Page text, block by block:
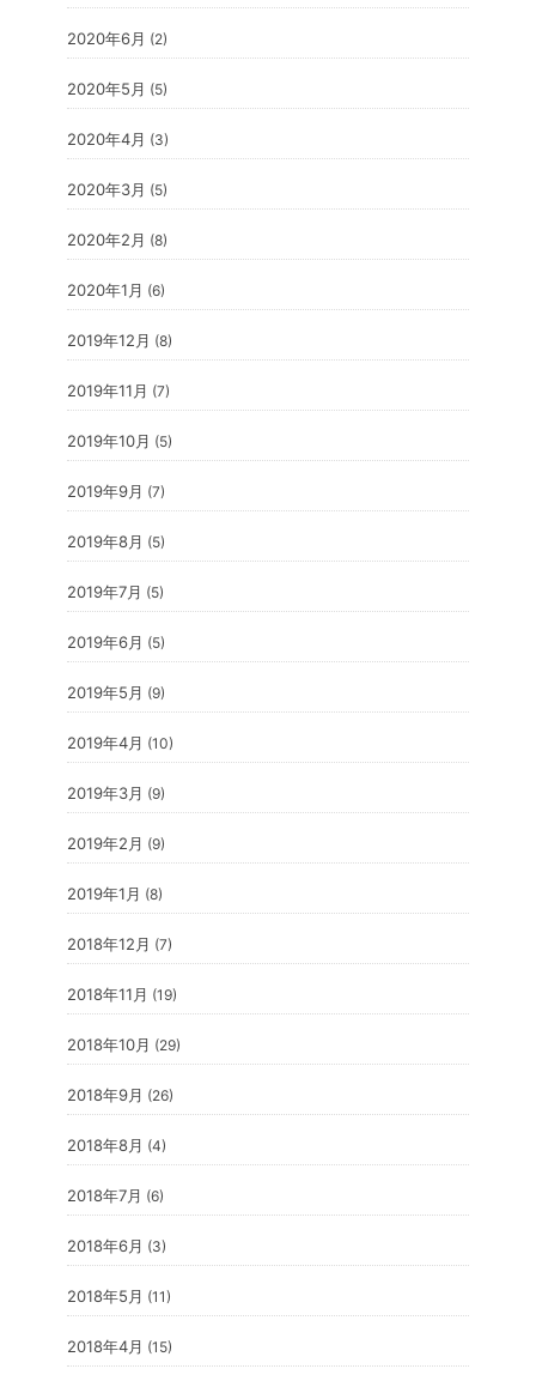
2020年6月 (2)
2020年5月 (5)
2020年4月 (3)
2020年3月 (5)
2020年2月 (8)
2020年1月 (6)
2019年12月 (8)
2019年11月 (7)
2019年10月 (5)
2019年9月 (7)
2019年8月 (5)
2019年7月 (5)
2019年6月 (5)
2019年5月 (9)
2019年4月 (10)
2019年3月 (9)
2019年2月 (9)
2019年1月 (8)
2018年12月 (7)
2018年11月 (19)
2018年10月 (29)
2018年9月 (26)
2018年8月 (4)
2018年7月 (6)
2018年6月 (3)
2018年5月 (11)
2018年4月 (15)